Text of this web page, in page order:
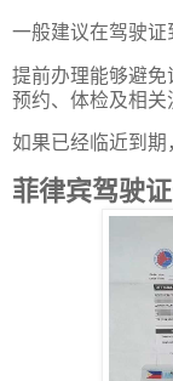
一般建议在驾驶证
提前办理能够避
预约、体检及相关
如果已经临近到期
菲律宾驾驶